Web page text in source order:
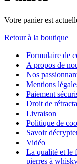
Votre panier est
Retour à la boutique
Formulaire de
A propos de
Nos
Mentions
Paiement
Droit de
Livraison
Politique de
Savoir
Vidéo
La qualité et le
pierres à